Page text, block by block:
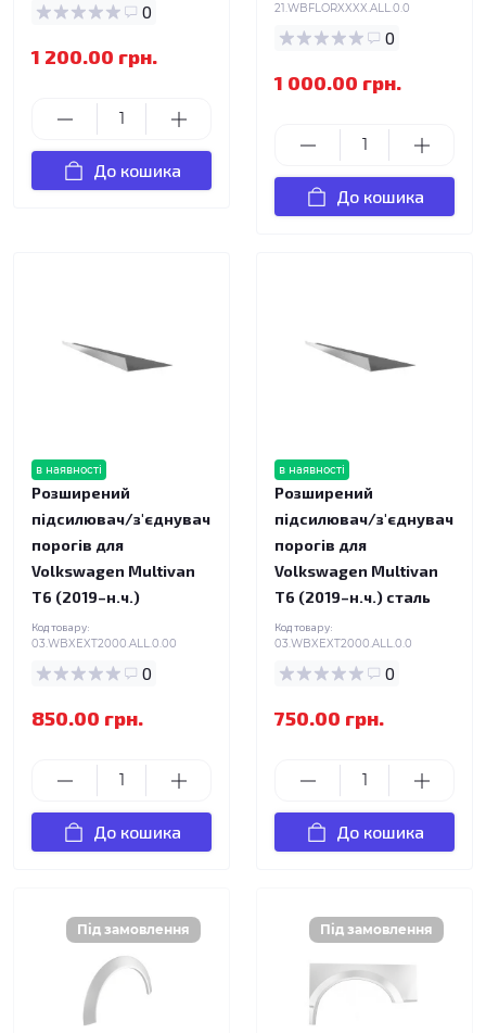
0
1 200.00 грн.
До кошика
21.WBFLORXXXX.ALL.0.0
0
1 000.00 грн.
До кошика
в наявності
Розширений
підсилювач/з'єднувач
порогів для
Volkswagen Multivan
T6 (2019–н.ч.)
Код товару:
03.WBXEXT2000.ALL.0.00
0
850.00 грн.
До кошика
в наявності
Розширений
підсилювач/з'єднувач
порогів для
Volkswagen Multivan
T6 (2019–н.ч.) сталь
Код товару:
03.WBXEXT2000.ALL.0.0
0
750.00 грн.
До кошика